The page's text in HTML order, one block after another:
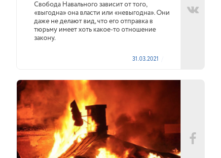
Свобода Навального зависит от того,
«выгодна» она власти или «невыгодна». Они
даже не делают вид, что его отправка в
тюрьму имеет хоть какое-то отношение
закону.
31.03.2021